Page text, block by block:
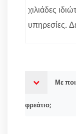
χιλιάδες
υπηρεσίες.
Με
φρεάτιο;